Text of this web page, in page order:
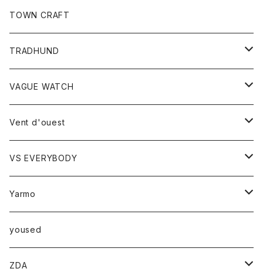
トップス
レディース
カットソー
TOWN CRAFT
TRADHUND
セーター
ベスト
VAGUE WATCH
時計
Vent d'ouest
ボトム
スカート
トップス
ベスト
VS EVERYBODY
トップス
Ｔシャツ
Yarmo
アウター
コート
小物
yoused
ZDA